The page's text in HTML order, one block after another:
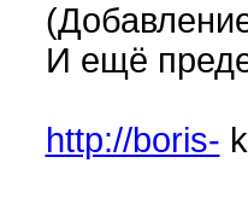
И ещё
http://boris-